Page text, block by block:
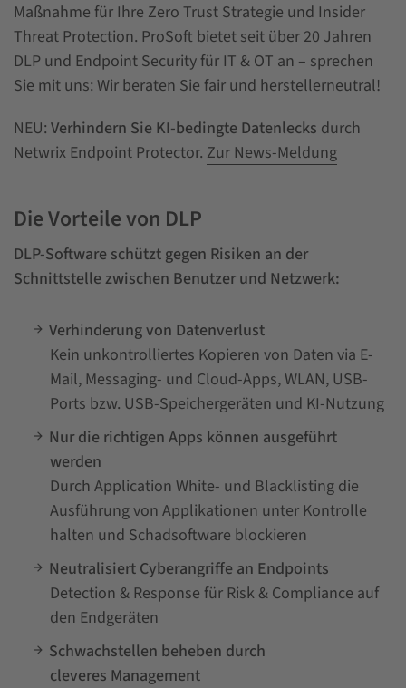
Maßnahme für Ihre Zero Trust Strategie und Insider
Threat Protection. ProSoft bietet seit über 20 Jahren
DLP und Endpoint Security für IT & OT an – sprechen
Sie mit uns: Wir beraten Sie fair und herstellerneutral!
NEU: Verhindern Sie KI-bedingte Datenlecks durch
Netwrix Endpoint Protector. Zur News-Meldung
Die Vorteile von DLP
DLP-Software schützt gegen Risiken an der
Schnittstelle zwischen Benutzer und Netzwerk:
Verhinderung von Datenverlust
Kein unkontrolliertes Kopieren von Daten via E-
Mail, Messaging- und Cloud-Apps, WLAN, USB-
Ports bzw. USB-Speichergeräten und KI-Nutzung
Nur die richtigen Apps können ausgeführt
werden
Durch Application White- und Blacklisting die
Ausführung von Applikationen unter Kontrolle
halten und Schadsoftware blockieren
Neutralisiert Cyberangriffe an Endpoints
Detection & Response für Risk & Compliance auf
den Endgeräten
Schwachstellen beheben durch
cleveres Management